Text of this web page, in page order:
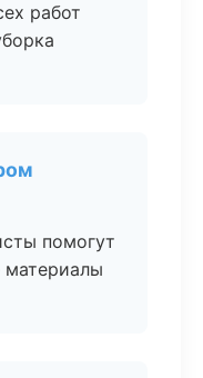
работ
помогут
материалы